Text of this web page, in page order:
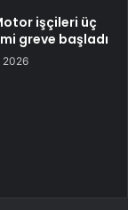
işçileri üç
greve başladı
2026